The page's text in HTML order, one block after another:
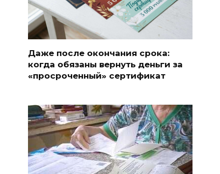
Даже после окончания срока:
когда обязаны вернуть деньги за
«просроченный» сертификат